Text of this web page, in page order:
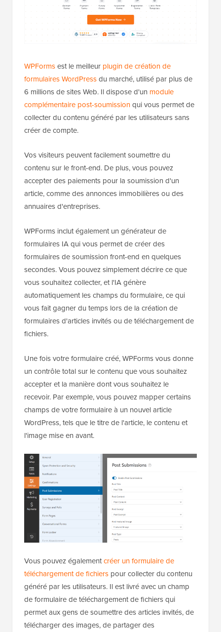
WPFormsest le meilleur plugin de création de
formulaires WordPressdu marché, utilisé par plus de
6 millions de sites Web. Il dispose d'un module
complémentaire post-soumissionqui vous permet de
collecter du contenu généré par les utilisateurs sans
créer de compte.
Vos visiteurs peuvent facilement soumettre du
contenu sur le front-end. De plus, vous pouvez
accepter des paiements pour la soumission d'un
article, comme des annonces immobilières ou des
annuaires d'entreprises.
WPForms inclut également un générateur de
formulaires IA qui vous permet de créer des
formulaires de soumission front-end en quelques
secondes. Vous pouvez simplement décrire ce que
vous souhaitez collecter, et l'IA génère
automatiquement les champs du formulaire, ce qui
vous fait gagner du temps lors de la création de
formulaires d'articles invités ou de téléchargement de
fichiers.
Une fois votre formulaire créé, WPForms vous donne
un contrôle total sur le contenu que vous souhaitez
accepter et la manière dont vous souhaitez le
recevoir. Par exemple, vous pouvez mapper certains
champs de votre formulaire à un nouvel article
WordPress, tels que le titre de l'article, le contenu et
l'image mise en avant.
Vous pouvez égalementcréer un formulaire de
téléchargement de fichiers pour collecter du contenu
généré par les utilisateurs. Il est livré avec un champ
de formulaire de téléchargement de fichiers qui
permet aux gens de soumettre des articles invités, de
télécharger des images, de partager des